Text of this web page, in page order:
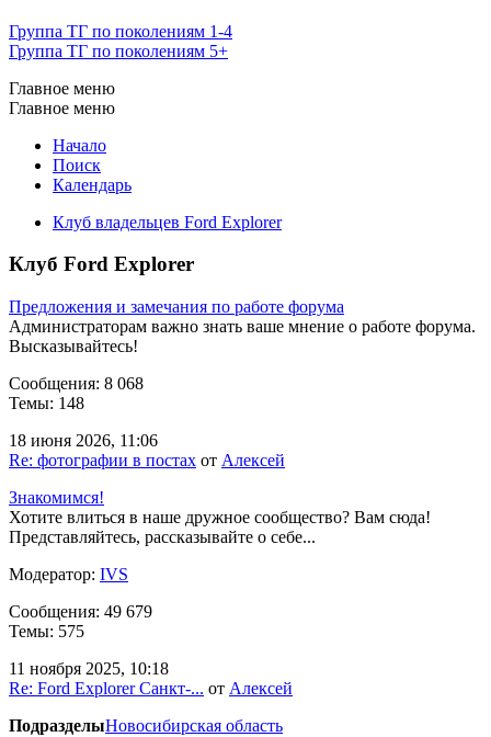
Группа ТГ по поколениям 1-4
Группа ТГ по поколениям 5+
Главное меню
Главное меню
Начало
Поиск
Календарь
Клуб владельцев Ford Explorer
Клуб Ford Explorer
Предложения и замечания по работе форума
Администраторам важно знать ваше мнение о работе форума.
Высказывайтесь!
Сообщения: 8 068
Темы: 148
18 июня 2026, 11:06
Re: фотографии в постах от Алексей
Знакомимся!
Хотите влиться в наше дружное сообщество? Вам сюда!
Представляйтесь, рассказывайте о себе...
Модератор: IVS
Сообщения: 49 679
Темы: 575
11 ноября 2025, 10:18
Re: Ford Explorer Санкт-... от Алексей
ПодразделыНовосибирская область